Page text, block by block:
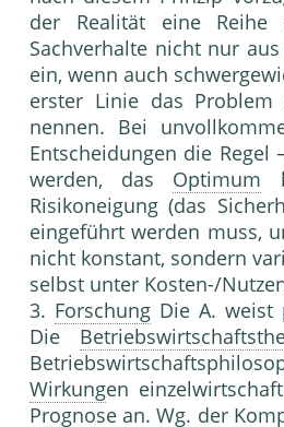
der Realität eine Reihe
Sachverhalte nicht nur
ein, wenn auch
erster Linie das
nennen. Bei
Entscheidungen die
werden, das Optimum
Risikoneigung (das
eingeführt werden muss,
nicht konstant, sondern
selbst unter Kosten-/
3. ForschungDie A. weist
Die
Wirkungen
Prognose an. Wg. der